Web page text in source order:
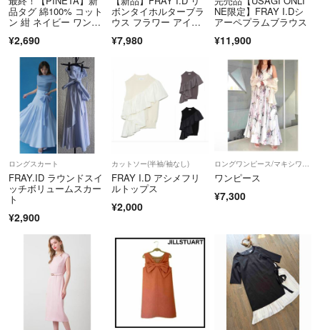
品タグ 綿100% コット
ン 紺 ネイビー ワンピ
¥2,690
ボンタイホルターブラ
ウス フラワー アイボ
¥7,980
NE限定】FRAY I.Dシ
アーペプラムブラウス
¥11,900
ロングスカート
FRAY.ID ラウンドスイ
ッチボリュームスカー
ト
¥2,900
カットソー(半袖/袖なし)
FRAY I.D アシメフリ
ルトップス
¥2,000
ロングワンピース/マキシワンピース
ワンピース
¥7,300